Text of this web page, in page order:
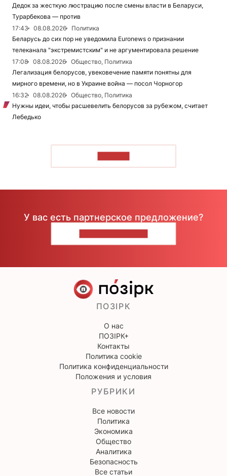
Дедок за жесткую люстрацию после смены власти в Беларуси,
Турарбекова — против
17:43
08.08.2026
Политика
Беларусь до сих пор не уведомила Euronews о признании
телеканала "экстремистским" и не аргументировала решение
17:08
08.08.2026
Общество, Политика
Легализация белорусов, увековечение памяти понятны для
мирного времени, но в Украине война — посол Чорногор
16:32
08.08.2026
Общество, Политика
Нужны идеи, чтобы расшевелить белорусов за рубежом, считает
Лебедько
У вас есть партнерское предложение?
ПОЗІРК
О нас
ПОЗІРК+
Контакты
Политика cookie
Политика конфиденциальности
Положения и условия
РУБРИКИ
Все новости
Политика
Экономика
Общество
Аналитика
Безопасность
Все статьи